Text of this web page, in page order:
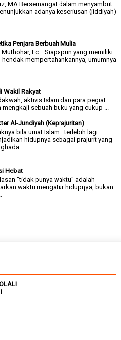
MA Bersemangat dalam menyambut
adanya keseriusan (jiddiyah)
Penjara Berbuah Mulia
Lc. Siapapun yang memiliki
mempertahankannya, umumnya
Wakil Rakyat
aktivis Islam dan para pegiat
mengkaji sebuah buku yang cukup ...
Al-Jundiyah (Keprajuritan)
bila umat Islam—terlebih lagi
hidupnya sebagai prajurit yang
Hebat
"tidak punya waktu" adalah
waktu mengatur hidupηγa, bukan